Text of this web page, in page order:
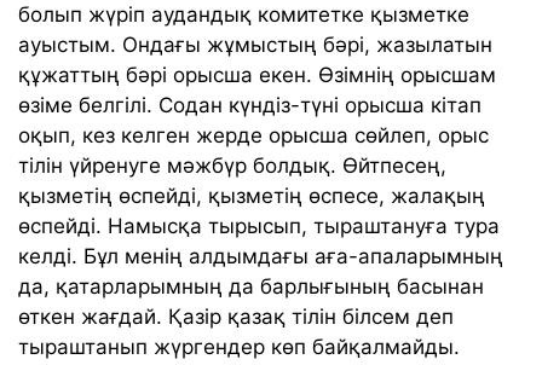
болып жүріп аудандық комитетке қызметке
ауыстым. Ондағы жұмыстың бәрі, жазылатын
құжаттың бәрі орысша екен. Өзімнің орысшам
өзіме белгілі. Содан күндіз-түні орысша кітап
оқып, кез келген жерде орысша сөйлеп, орыс
тілін үйренуге мәжбүр болдық. Өйтпесең,
қызметің өспейді, қызметің өспесе, жалақың
өспейді. Намысқа тырысып, тыраштануға тура
келді. Бұл менің алдымдағы аға-апаларымның
да, қатарларымның да барлығының басынан
өткен жағдай. Қазір қазақ тілін білсем деп
тыраштанып жүргендер көп байқалмайды.